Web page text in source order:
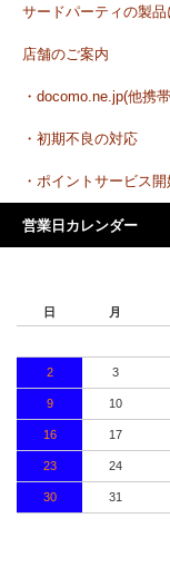
サードパーティの製品
店舗のご案内
・docomo.ne.jp(他携
・初期不良の対応
・ポイントサービス
営業日カレンダー
日 月
2 3
9 10
16 17
23 24
30 31